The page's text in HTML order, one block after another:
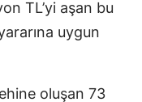
TL’yi aşan bu
uygun
oluşan 73